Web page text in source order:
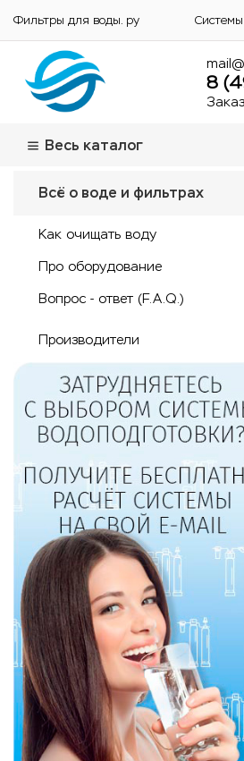
Фильтры для воды. ру
8
Весь каталог
Всё о воде и фильтрах
Как очищать воду
Про оборудование
Вопрос - ответ (F.A.Q.)
Производители